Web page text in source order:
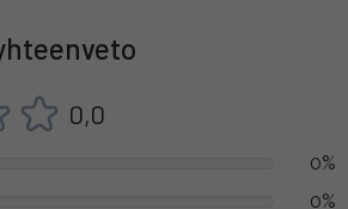
0,0
0%
0%